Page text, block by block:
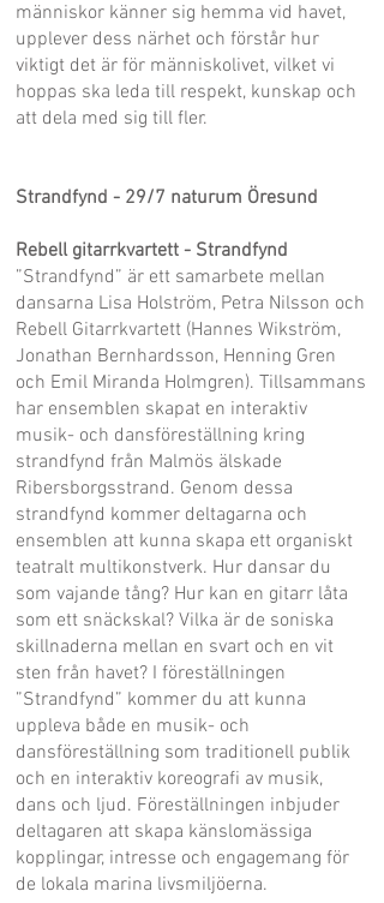
människor känner sig hemma vid havet,
upplever dess närhet och förstår hur
viktigt det är för människolivet, vilket vi
hoppas ska leda till respekt, kunskap och
att dela med sig till fler.
Strandfynd - 29/7 naturum Öresund
Rebell gitarrkvartett - Strandfynd
”Strandfynd” är ett samarbete mellan
dansarna Lisa Holström, Petra Nilsson och
Rebell Gitarrkvartett (Hannes Wikström,
Jonathan Bernhardsson, Henning Gren
och Emil Miranda Holmgren). Tillsammans
har ensemblen skapat en interaktiv
musik- och dansföreställning kring
strandfynd från Malmös älskade
Ribersborgsstrand. Genom dessa
strandfynd kommer deltagarna och
ensemblen att kunna skapa ett organiskt
teatralt multikonstverk. Hur dansar du
som vajande tång? Hur kan en gitarr låta
som ett snäckskal? Vilka är de soniska
skillnaderna mellan en svart och en vit
sten från havet? I föreställningen
”Strandfynd” kommer du att kunna
uppleva både en musik- och
dansföreställning som traditionell publik
och en interaktiv koreografi av musik,
dans och ljud. Föreställningen inbjuder
deltagaren att skapa känslomässiga
kopplingar, intresse och engagemang för
de lokala marina livsmiljöerna.